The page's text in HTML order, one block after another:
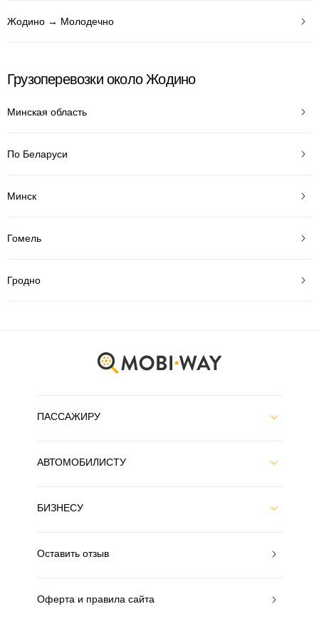
Жодино → Молодечно
Грузоперевозки около Жодино
Минская область
По Беларуси
Минск
Гомель
Гродно
ПАССАЖИРУ
АВТОМОБИЛИСТУ
БИЗНЕСУ
Оставить отзыв
Оферта и правила сайта